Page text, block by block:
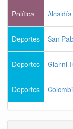
Política
Deportes San
Deportes Gianni
Deportes